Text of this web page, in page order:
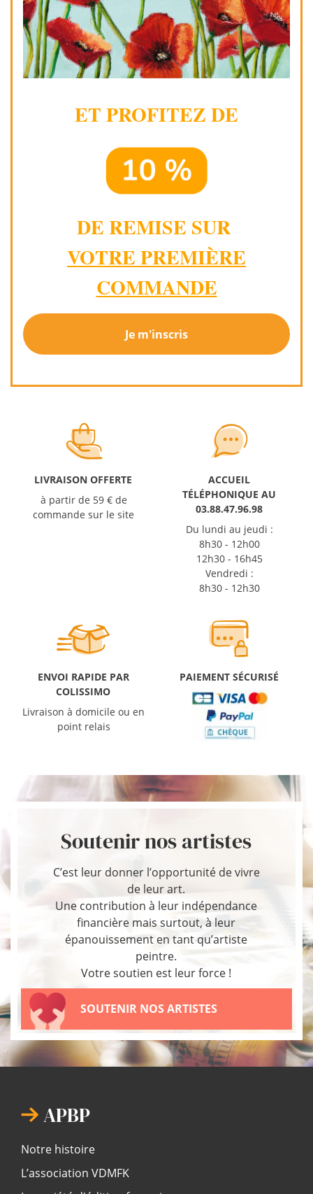
ET PROFITEZ DE
DE REMISE SUR
VOTRE PREMIÈRE
COMMANDE
Je m'inscris
LIVRAISON OFFERTE
à partir de 59 € de
commande sur le site
ACCUEIL
TÉLÉPHONIQUE AU
03.88.47.96.98
Du lundi au jeudi :
8h30 - 12h00
12h30 - 16h45
Vendredi :
8h30 - 12h30
ENVOI RAPIDE PAR
COLISSIMO
Livraison à domicile ou en
point relais
PAIEMENT SÉCURISÉ
Soutenir nos artistes
C’est leur donner l’opportunité de vivre
de leur art.
Une contribution à leur indépendance
financière mais surtout, à leur
épanouissement en tant qu’artiste
peintre.
Votre soutien est leur force !
SOUTENIR NOS ARTISTES
APBP
Notre histoire
L’association VDMFK